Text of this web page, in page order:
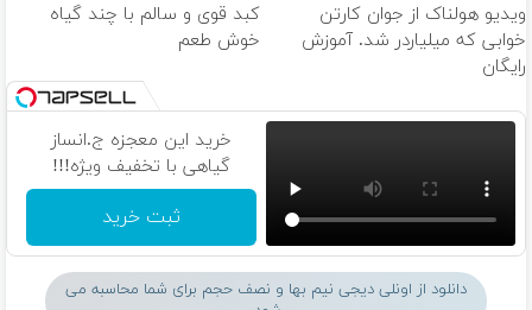
ویدیو هولناک از جوان کارتن
خوابی که میلیاردر شد. آموزش
رایگان
کبد قوی و سالم با چند گیاه
خوش طعم
خرید این معجزه ج.انساز
گیاهی با تخفیف ویژه!!!
ثبت خرید
دانلود از اونلی دیجی نیم بها و نصف حجم برای شما محاسبه می